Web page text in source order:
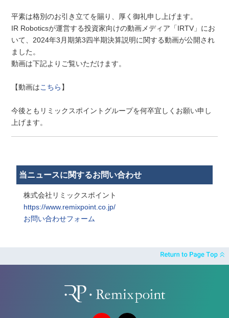
平素は格別のお引き立てを賜り、厚く御礼申し上げます。
IR Roboticsが運営する投資家向けの動画メディア「IRTV」にお
いて、2024年3月期第3四半期決算説明に関する動画が公開され
ました。
動画は下記よりご覧いただけます。
【動画はこちら 】
今後ともリミックスポイントグループを何卒宜しくお願い申し
上げます。
当ニュースに関するお問い合わせ
株式会社リミックスポイント
https://www.remixpoint.co.jp/
お問い合わせフォーム